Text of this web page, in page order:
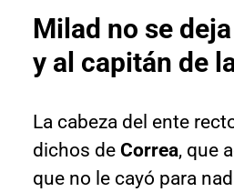
Milad no se
y al capitán de
La cabeza del ente
dichos de Correa, que
que no le cayó para